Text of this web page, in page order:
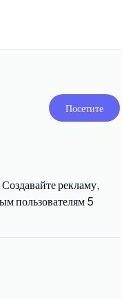
Посетите
рекламу,
пользователям 5